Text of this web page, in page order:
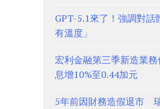
GPT-5.1來了！強調對話
有溫度」
宏利金融第三季新造業
息增10%至0.44加元
5年前因財務造假退市